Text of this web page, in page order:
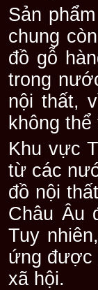
Sản
chung
đồ gỗ
trong
nội thất,
không
Khu vực
từ các
đồ nội
Châu Âu
Tuy
ứng được
xã hội.